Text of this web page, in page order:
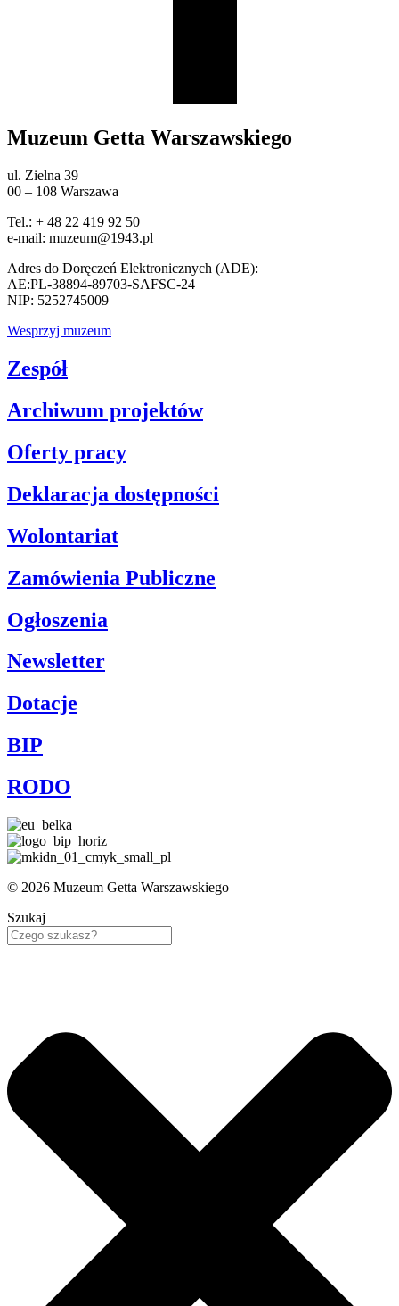
Muzeum Getta Warszawskiego
ul. Zielna 39
00 – 108 Warszawa
Tel.: + 48 22 419 92 50
e-mail: muzeum@1943.pl
Adres do Doręczeń Elektronicznych (ADE):
AE:PL-38894-89703-SAFSC-24
NIP: 5252745009
Wesprzyj muzeum
Zespół
Archiwum projektów
Oferty pracy
Deklaracja dostępności
Wolontariat
Zamówienia Publiczne
Ogłoszenia
Newsletter
Dotacje
BIP
RODO
© 2026 Muzeum Getta Warszawskiego
Szukaj